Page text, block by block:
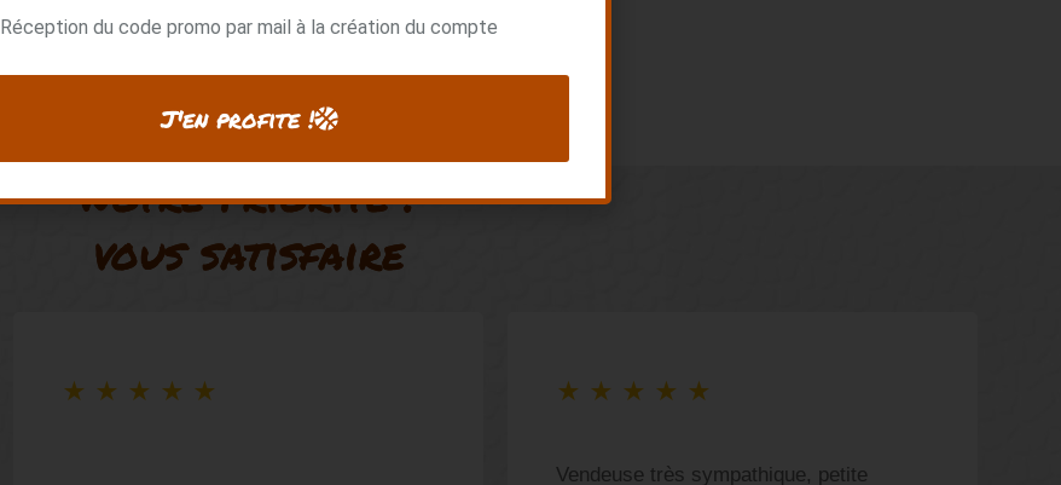
Notre priorité :
vous satisfaire
★ ★ ★ ★ ★ ★ ★ ★ ★ ★
Vendeuse très sympathique, petite
Réception du code promo par mail à la création du compte
J'en profite !